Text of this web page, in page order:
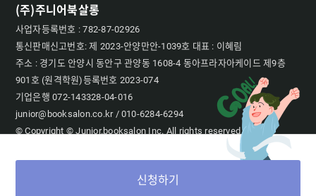
신청하기
(주)주니어북살롱
사업자등록번호 : 782-87-02926
통신판매신고번호: 제 2023-안양만안-1039호 대표 : 이혜림
주소 : 경기도 안양시 동안구 관양동 1608-4 동아프라자아케이드 제9층
901호 (원격학원)등록번호 2023-074
기업은행 072-143328-04-016
junior@booksalon.co.kr / 010-6284-6294
© Copyright © Junior.booksalon Inc. All rights reserved